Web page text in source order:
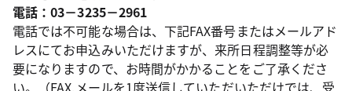
電話：03－3235－2961
電話では不可能な場合は、下記FAX番号またはメールアド
レスにてお申込みいただけますが、来所日程調整等が必
要になりますので、お時間がかかることをご了承くださ
い。（FAX,メールを1度送信していただいただけでは、受